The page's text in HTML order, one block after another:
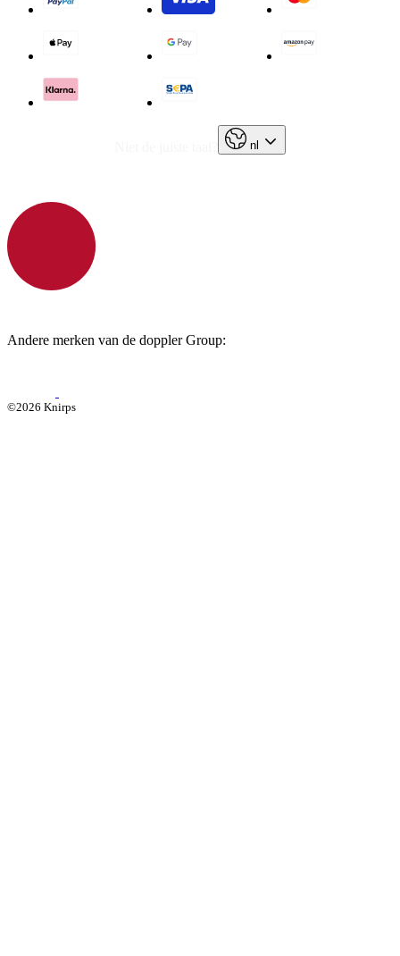
nl
Andere merken van de doppler Group:
©2026 Knirps